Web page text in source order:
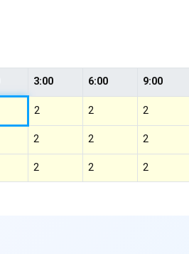
3:00 6:00 9:00
2 2 2
2 2 2
2 2 2